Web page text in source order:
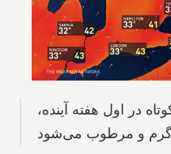
در اول هفته آینده،
گرم و مرطوب می‌شود